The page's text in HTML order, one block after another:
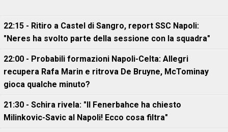
22:15 - Ritiro a Castel di Sangro, report SSC Napoli:
"Neres ha svolto parte della sessione con la squadra"
22:00 - Probabili formazioni Napoli-Celta: Allegri
recupera Rafa Marin e ritrova De Bruyne, McTominay
gioca qualche minuto?
21:30 - Schira rivela: "Il Fenerbahce ha chiesto
Milinkovic-Savic al Napoli! Ecco cosa filtra"